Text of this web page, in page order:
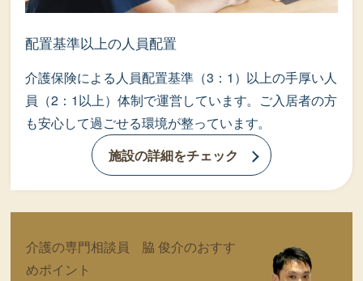
配置基準以上の人員配置
介護保険による人員配置基準（3：1）以上の手厚い人
員（2：1以上）体制で運営しています。ご入居者の方
も安心して過ごせる環境が整っています。
施設の詳細をチェック
介護の専門相談員 脇 俊介のおすす
めポイント